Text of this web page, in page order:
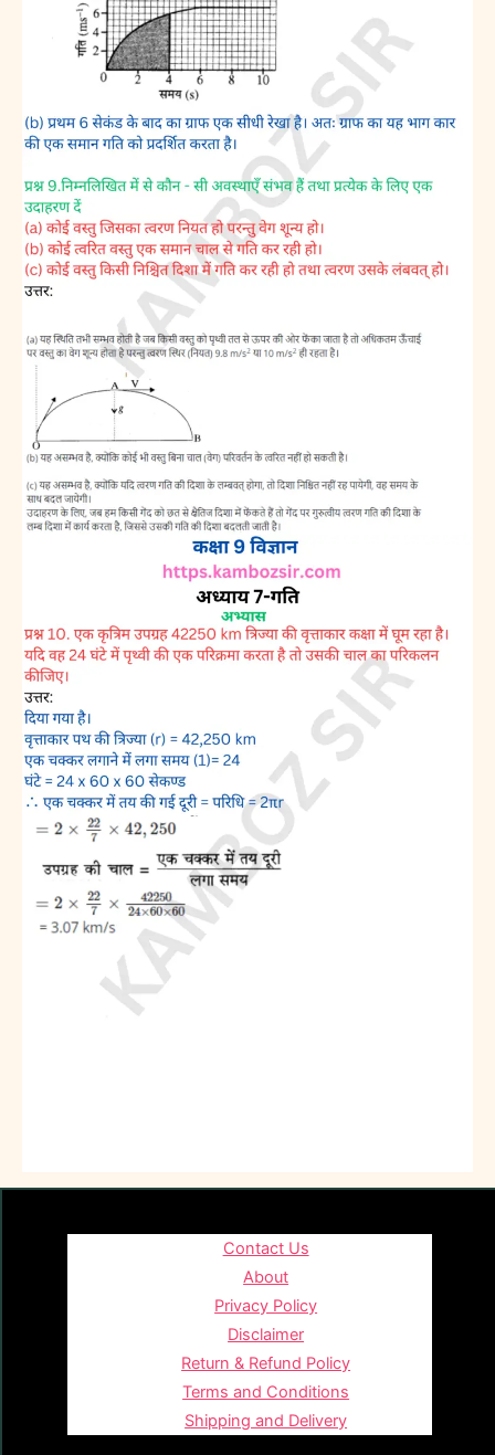
Contact Us
About
Privacy Policy
Disclaimer
Return & Refund Policy
Terms and Conditions
Shipping and Delivery